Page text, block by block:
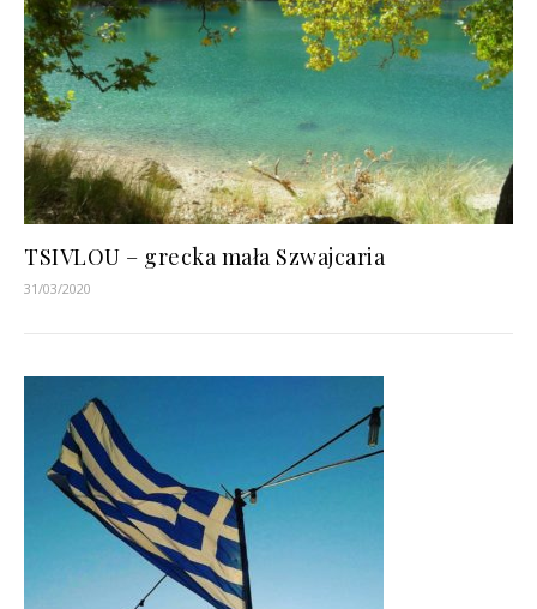
TSIVLOU – grecka mała Szwajcaria
31/03/2020